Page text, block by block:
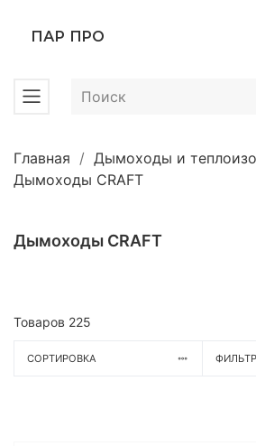
ПАР ПРО
Главная
Дымоходы и
Дымоходы CRAFT
Дымоходы CRAFT
Товаров 225
СОРТИРОВКА